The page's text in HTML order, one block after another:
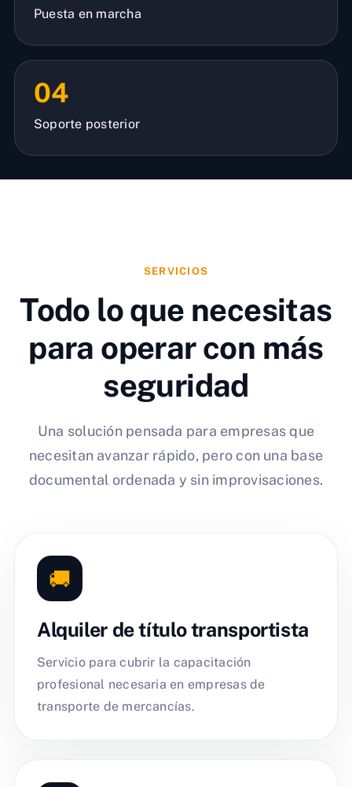
Puesta en marcha
04
Soporte posterior
SERVICIOS
Todo lo que necesitas
para operar con más
seguridad
Una solución pensada para empresas que
necesitan avanzar rápido, pero con una base
documental ordenada y sin improvisaciones.
🚚
Alquiler de título transportista
Servicio para cubrir la capacitación
profesional necesaria en empresas de
transporte de mercancías.